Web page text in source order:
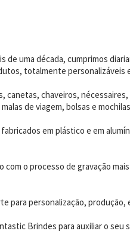
de uma década, cumprimos
totalmente personalizáveis
chaveiros,
de viagem, bolsas e
em plástico e em
o processo de gravação
para personalização, produção,
Brindes para auxiliar o seu